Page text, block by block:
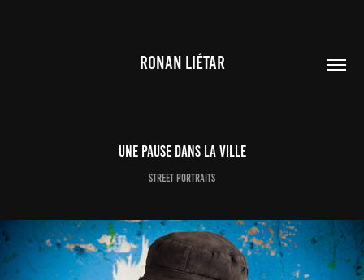
RONAN LIÉTAR
Une Pause dans la Ville
Street Portraits